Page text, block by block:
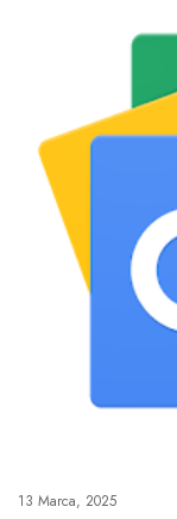
13 Marca, 2025